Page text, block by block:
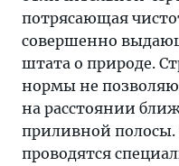
потрясающая
совершенно
штата о природе.
нормы не
на расстоянии
приливной полосы.
проводятся